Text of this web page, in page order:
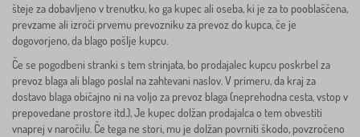
šteje za dobavljeno v trenutku, ko ga kupec ali oseba, ki je za to pooblaščena,
prevzame ali izroči prvemu prevozniku za prevoz do kupca, če je
dogovorjeno, da blago pošlje kupcu.
Če se pogodbeni stranki s tem strinjata, bo prodajalec kupcu poskrbel za
prevoz blaga ali blago poslal na zahtevani naslov. V primeru, da kraj za
dostavo blaga običajno ni na voljo za prevoz blaga (neprehodna cesta, vstop v
prepovedane prostore itd.), Je kupec dolžan prodajalca o tem obvestiti
vnaprej v naročilu. Če tega ne stori, mu je dolžan povrniti škodo, povzročeno